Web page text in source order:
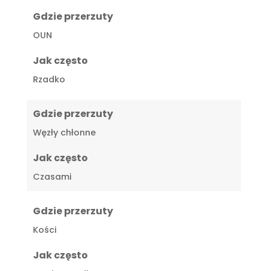
Gdzie przerzuty
OUN
Jak często
Rzadko
Gdzie przerzuty
Węzły chłonne
Jak często
Czasami
Gdzie przerzuty
Kości
Jak często